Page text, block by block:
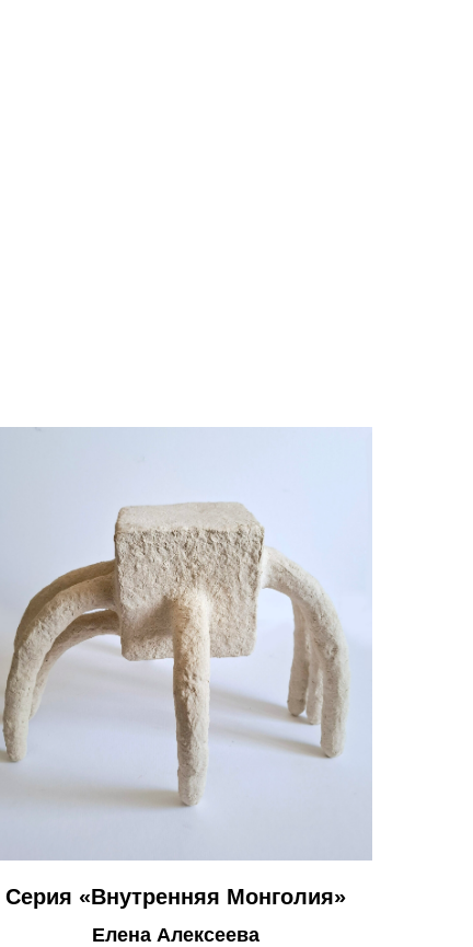
Серия «Внутренняя Монголия»
Елена Алексеева